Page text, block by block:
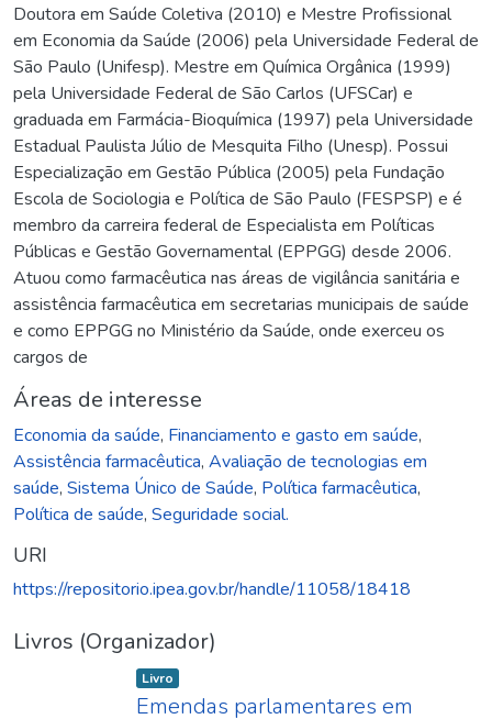
Doutora em Saúde Coletiva (2010) e Mestre Profissional
em Economia da Saúde (2006) pela Universidade Federal de
São Paulo (Unifesp). Mestre em Química Orgânica (1999)
pela Universidade Federal de São Carlos (UFSCar) e
graduada em Farmácia-Bioquímica (1997) pela Universidade
Estadual Paulista Júlio de Mesquita Filho (Unesp). Possui
Especialização em Gestão Pública (2005) pela Fundação
Escola de Sociologia e Política de São Paulo (FESPSP) e é
membro da carreira federal de Especialista em Políticas
Públicas e Gestão Governamental (EPPGG) desde 2006.
Atuou como farmacêutica nas áreas de vigilância sanitária e
assistência farmacêutica em secretarias municipais de saúde
e como EPPGG no Ministério da Saúde, onde exerceu os
cargos de
Áreas de interesse
Economia da saúde, Financiamento e gasto em saúde,
Assistência farmacêutica, Avaliação de tecnologias em
saúde, Sistema Único de Saúde, Política farmacêutica,
Política de saúde, Seguridade social.
URI
https://repositorio.ipea.gov.br/handle/11058/18418
Livros (Organizador)
Item type:
Livro ,
Emendas parlamentares em